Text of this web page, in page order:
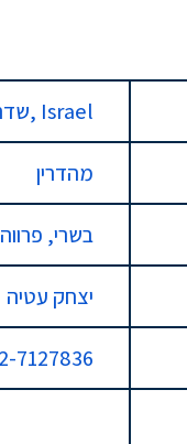
7 שדרות בנימין, נתניה, Israel
מהדרין
בשרי, פרווה
יצחק עטיה
7127836